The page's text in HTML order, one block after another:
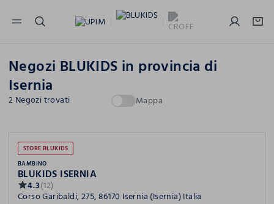
NAVIGATION.ARIA.GOTOMAINCONTENT
Negozi BLUKIDS in provincia di
Isernia
2 Negozi trovati Mappa
STORE BLUKIDS
BAMBINO
BLUKIDS ISERNIA
4.3(12)
Corso Garibaldi, 275, 86170 Isernia (Isernia) Italia